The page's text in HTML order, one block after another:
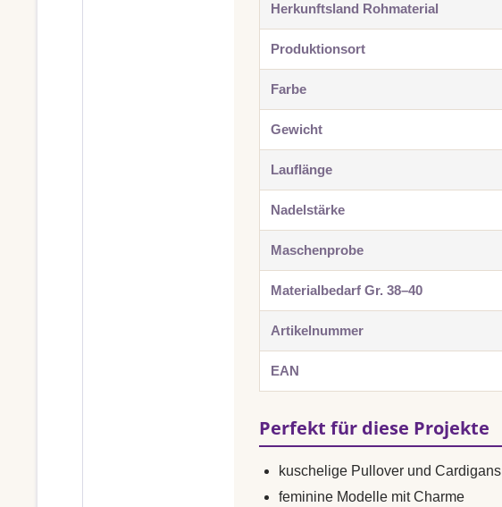
Herkunftsland Rohmaterial
Produktionsort
Farbe
Gewicht
Lauflänge
Nadelstärke
Maschenprobe
Materialbedarf Gr. 38–40
Artikelnummer
EAN
Perfekt für diese Projekte
kuschelige Pullover und Cardigans
feminine Modelle mit Charme